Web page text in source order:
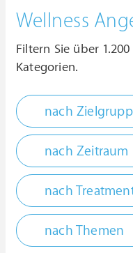
Wellness
Filtern Sie über
Kategorien.
nach
nach Zeitraum
nach
nach Themen